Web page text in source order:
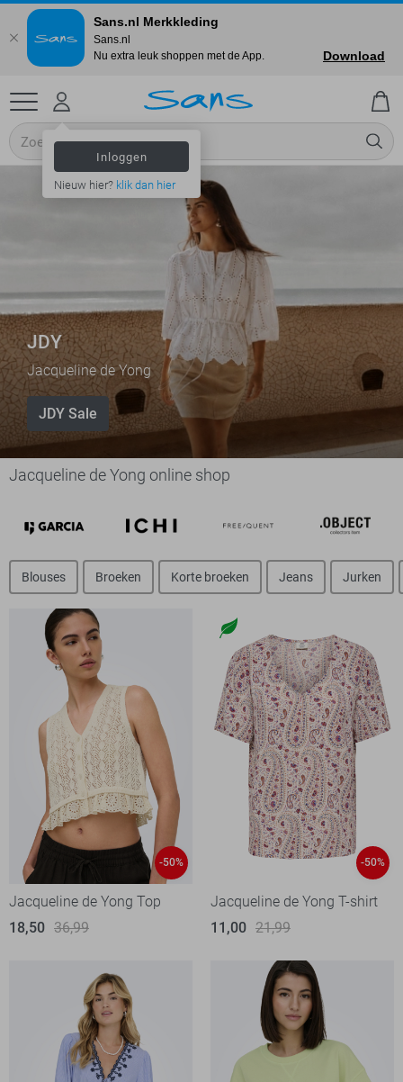
Inloggen
Nieuw hier? klik dan hier
JDY
Jacqueline de Yong
JDY Sale
Jacqueline de Yong online shop
Blouses Broeken Korte broeken Jeans Jurken
-50%
Jacqueline de Yong Top
18,50 36,99
-50%
Jacqueline de Yong T-shirt
11,00 21,99
Sans.nl Merkkleding
Sans.nl
Nu extra leuk shoppen met de App.
Download